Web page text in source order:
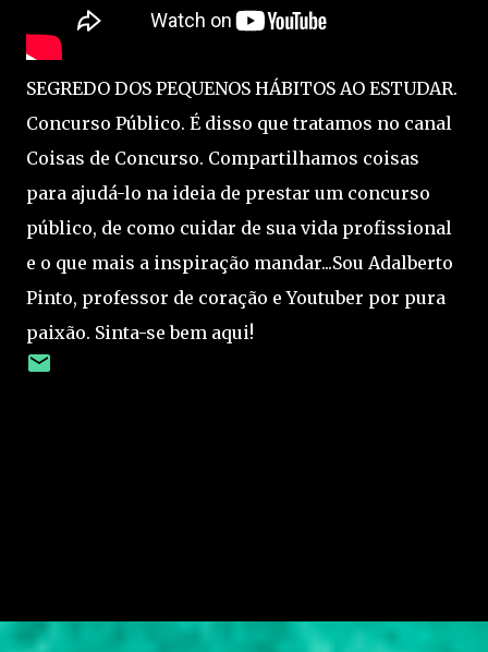
SEGREDO DOS PEQUENOS HÁBITOS AO ESTUDAR.
Concurso Público. É disso que tratamos no canal
Coisas de Concurso. Compartilhamos coisas
para ajudá-lo na ideia de prestar um concurso
público, de como cuidar de sua vida profissional
e o que mais a inspiração mandar...Sou Adalberto
Pinto, professor de coração e Youtuber por pura
paixão. Sinta-se bem aqui!
n